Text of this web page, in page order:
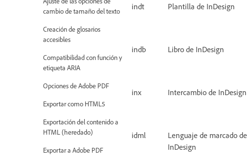
cambio de tamaño del texto
Creación de glosarios
accesibles
Compatibilidad con función y
etiqueta ARIA
Opciones de Adobe PDF
Exportar como HTML5
Exportación del contenido a
HTML (heredado)
Exportar a Adobe PDF
indt Plantilla de InDesign
indb Libro de InDesign
inx Intercambio de InDesign
idml
Lenguaje de marcado de
InDesign